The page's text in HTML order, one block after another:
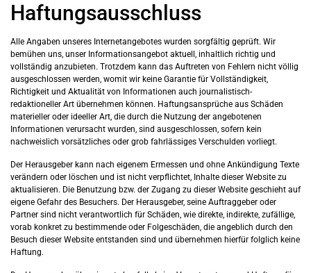
Haftungsausschluss
Alle Angaben unseres Internetangebotes wurden sorgfältig geprüft. Wir
bemühen uns, unser Informationsangebot aktuell, inhaltlich richtig und
vollständig anzubieten. Trotzdem kann das Auftreten von Fehlern nicht völlig
ausgeschlossen werden, womit wir keine Garantie für Vollständigkeit,
Richtigkeit und Aktualität von Informationen auch journalistisch-
redaktioneller Art übernehmen können. Haftungsansprüche aus Schäden
materieller oder ideeller Art, die durch die Nutzung der angebotenen
Informationen verursacht wurden, sind ausgeschlossen, sofern kein
nachweislich vorsätzliches oder grob fahrlässiges Verschulden vorliegt.
Der Herausgeber kann nach eigenem Ermessen und ohne Ankündigung Texte
verändern oder löschen und ist nicht verpflichtet, Inhalte dieser Website zu
aktualisieren. Die Benutzung bzw. der Zugang zu dieser Website geschieht auf
eigene Gefahr des Besuchers. Der Herausgeber, seine Auftraggeber oder
Partner sind nicht verantwortlich für Schäden, wie direkte, indirekte, zufällige,
vorab konkret zu bestimmende oder Folgeschäden, die angeblich durch den
Besuch dieser Website entstanden sind und übernehmen hierfür folglich keine
Haftung.